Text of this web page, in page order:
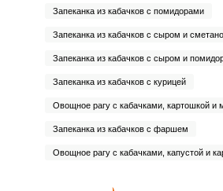
Запеканка из кабачков с помидорами
Запеканка из кабачков с сыром и
Запеканка из кабачков с сыром и
Запеканка из кабачков с курицей
Овощное рагу с кабачками, картошкой и
Запеканка из кабачков с фаршем
Овощное рагу с кабачками, капустой и